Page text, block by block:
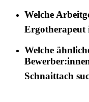
Welche
Ergotherapeut
Welche
Schnaittach